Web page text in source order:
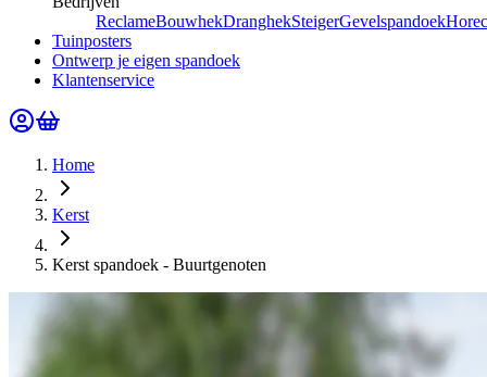
ReclameBouwhekDranghekSteigerGevelspandoek
Tuinposters
Ontwerp je eigen spandoek
Klantenservice
Home
Kerst
Kerst spandoek - Buurtgenoten